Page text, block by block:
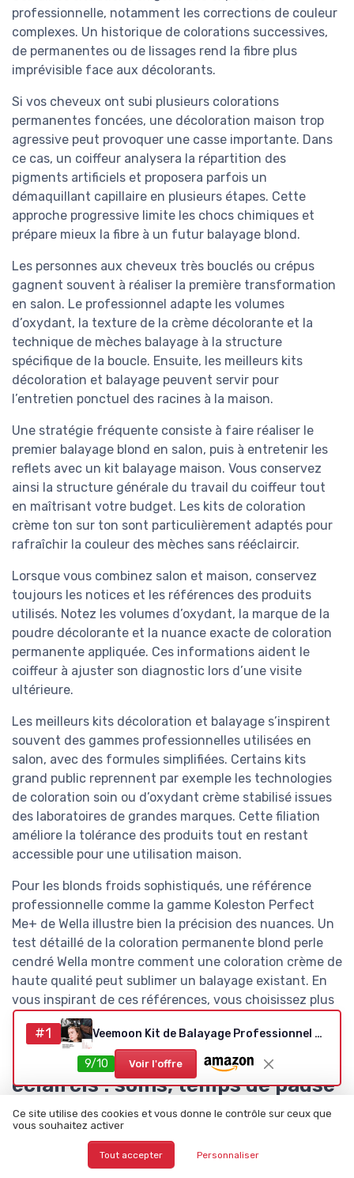
professionnelle, notamment les corrections de couleur
complexes. Un historique de colorations successives,
de permanentes ou de lissages rend la fibre plus
imprévisible face aux décolorants.
Si vos cheveux ont subi plusieurs colorations
permanentes foncées, une décoloration maison trop
agressive peut provoquer une casse importante. Dans
ce cas, un coiffeur analysera la répartition des
pigments artificiels et proposera parfois un
démaquillant capillaire en plusieurs étapes. Cette
approche progressive limite les chocs chimiques et
prépare mieux la fibre à un futur balayage blond.
Les personnes aux cheveux très bouclés ou crépus
gagnent souvent à réaliser la première transformation
en salon. Le professionnel adapte les volumes
d’oxydant, la texture de la crème décolorante et la
technique de mèches balayage à la structure
spécifique de la boucle. Ensuite, les meilleurs kits
décoloration et balayage peuvent servir pour
l’entretien ponctuel des racines à la maison.
Une stratégie fréquente consiste à faire réaliser le
premier balayage blond en salon, puis à entretenir les
reflets avec un kit balayage maison. Vous conservez
ainsi la structure générale du travail du coiffeur tout
en maîtrisant votre budget. Les kits de coloration
crème ton sur ton sont particulièrement adaptés pour
rafraîchir la couleur des mèches sans rééclaircir.
Lorsque vous combinez salon et maison, conservez
toujours les notices et les références des produits
utilisés. Notez les volumes d’oxydant, la marque de la
poudre décolorante et la nuance exacte de coloration
permanente appliquée. Ces informations aident le
coiffeur à ajuster son diagnostic lors d’une visite
ultérieure.
Les meilleurs kits décoloration et balayage s’inspirent
souvent des gammes professionnelles utilisées en
salon, avec des formules simplifiées. Certains kits
grand public reprennent par exemple les technologies
de coloration soin ou d’oxydant crème stabilisé issues
des laboratoires de grandes marques. Cette filiation
améliore la tolérance des produits tout en restant
accessible pour une utilisation maison.
Pour les blonds froids sophistiqués, une référence
professionnelle comme la gamme Koleston Perfect
Me+ de Wella illustre bien la précision des nuances. Un
test détaillé de la coloration permanente blond perle
cendré Wella montre comment une coloration crème de
haute qualité peut sublimer un balayage existant. En
vous inspirant de ces références, vous choisissez plus
facilement un kit maison cohérent avec vos objectifs.
Préserver la santé des cheveux
éclaircis : soins, temps de pause
et bonnes pratiques
Les meilleurs kits décoloration et balayage ne suffisent
pas à eux seuls à garantir des cheveux en bonne santé.
#1 Veemoon Kit de Balayage Professionnel 4 en 1 - Planche à Mèches Ergonomique Rose avec Pinceaux et Peigne de Teinture - Palette de Coloration pour Ombré, Balayage et Highlighting Salon ou Domicile
9/10 Voir l'offre
Ce site utilise des cookies et vous donne le contrôle sur ceux que
vous souhaitez activer
Tout accepter Personnaliser